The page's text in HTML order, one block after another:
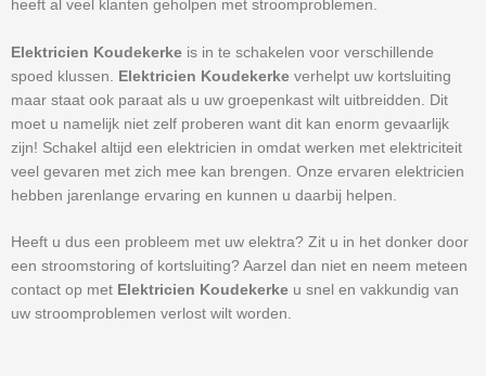
heeft al veel klanten geholpen met stroomproblemen.
Elektricien Koudekerke is in te schakelen voor verschillende
spoed klussen. Elektricien Koudekerke verhelpt uw kortsluiting
maar staat ook paraat als u uw groepenkast wilt uitbreidden. Dit
moet u namelijk niet zelf proberen want dit kan enorm gevaarlijk
zijn! Schakel altijd een elektricien in omdat werken met elektriciteit
veel gevaren met zich mee kan brengen. Onze ervaren elektricien
hebben jarenlange ervaring en kunnen u daarbij helpen.
Heeft u dus een probleem met uw elektra? Zit u in het donker door
een stroomstoring of kortsluiting? Aarzel dan niet en neem meteen
contact op met Elektricien Koudekerke u snel en vakkundig van
uw stroomproblemen verlost wilt worden.